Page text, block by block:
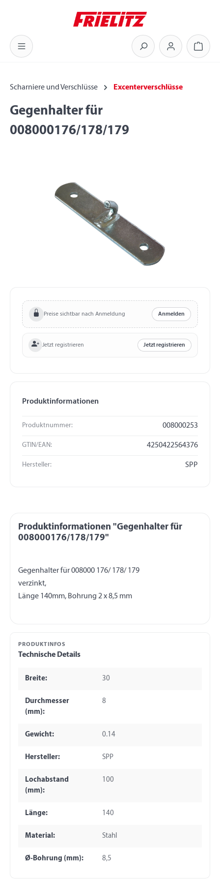
Zum Hauptinhalt springen
Scharniere und Verschlüsse Excenterverschlüsse
Gegenhalter für
008000176/178/179
Preise sichtbar nach Anmeldung Anmelden
Jetzt registrieren Jetzt registrieren
Produktinformationen
Produktnummer: 008000253
GTIN/EAN: 4250422564376
Hersteller: SPP
Produktinformationen "Gegenhalter für
008000176/178/179"
Gegenhalter für 008000 176/ 178/ 179
verzinkt,
PRODUKTINFOS
Technische Details
Breite: 30
Durchmesser
(mm):
8
Gewicht: 0.14
Hersteller: SPP
Lochabstand
(mm):
100
Länge: 140
Material: Stahl
Ø-Bohrung (mm): 8,5